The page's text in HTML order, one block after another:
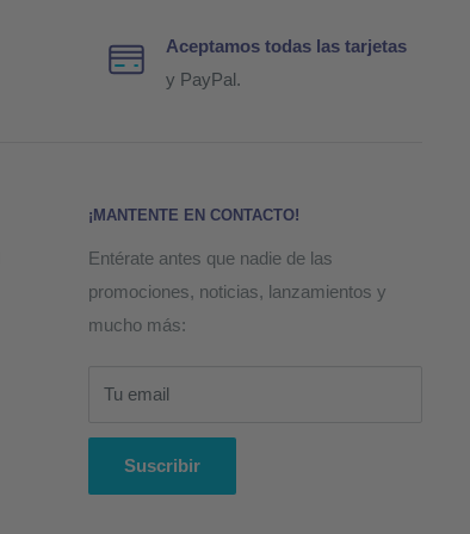
Aceptamos todas las tarjetas
y PayPal.
¡MANTENTE EN CONTACTO!
Entérate antes que nadie de las
promociones, noticias, lanzamientos y
mucho más:
Tu email
Suscribir